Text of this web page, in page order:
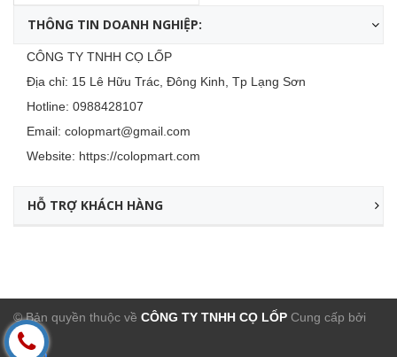
THÔNG TIN DOANH NGHIỆP:
CÔNG TY TNHH CỌ LỐP
Địa chỉ: 15 Lê Hữu Trác, Đông Kinh, Tp Lạng Sơn
Hotline: 0988428107
Email: colopmart@gmail.com
Website: https://colopmart.com
HỖ TRỢ KHÁCH HÀNG
© Bản quyền thuộc về CÔNG TY TNHH CỌ LỐP Cung cấp bởi